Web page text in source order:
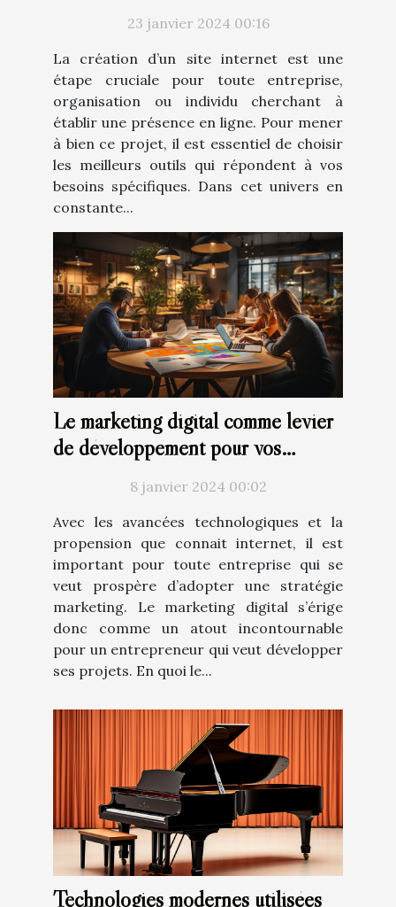
23 janvier 2024 00:16
La création d’un site internet est une
étape cruciale pour toute entreprise,
organisation ou individu cherchant à
établir une présence en ligne. Pour mener
à bien ce projet, il est essentiel de choisir
les meilleurs outils qui répondent à vos
besoins spécifiques. Dans cet univers en
constante...
Le marketing digital comme levier
de développement pour vos
8 janvier 2024 00:02
Avec les avancées technologiques et la
propension que connait internet, il est
important pour toute entreprise qui se
veut prospère d’adopter une stratégie
marketing. Le marketing digital s’érige
donc comme un atout incontournable
pour un entrepreneur qui veut développer
ses projets. En quoi le...
Technologies modernes utilisées